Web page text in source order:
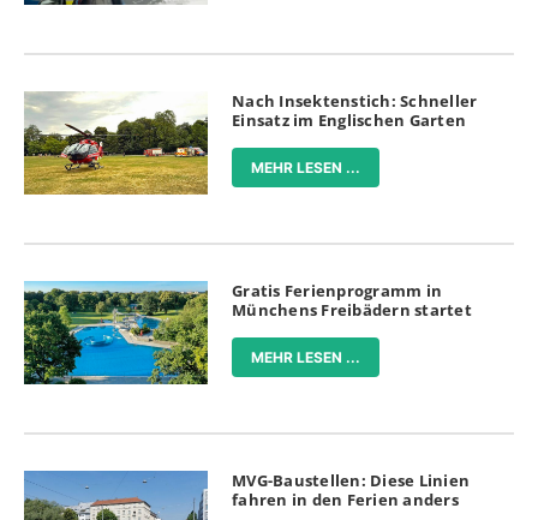
Nach Insektenstich: Schneller
Einsatz im Englischen Garten
MEHR LESEN ...
Gratis Ferienprogramm in
Münchens Freibädern startet
MEHR LESEN ...
MVG-Baustellen: Diese Linien
fahren in den Ferien anders